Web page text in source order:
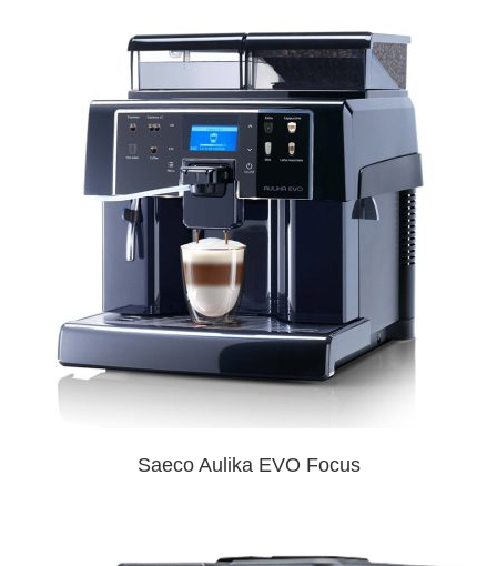
Saeco Aulika EVO Focus